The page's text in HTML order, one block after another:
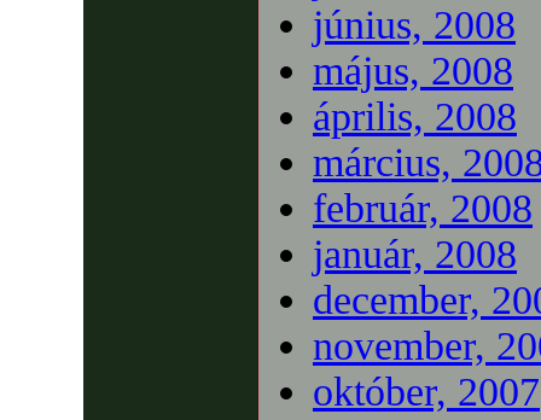
június, 2008
május, 2008
április, 2008
március,
február, 2008
január, 2008
december,
november,
október, 2007